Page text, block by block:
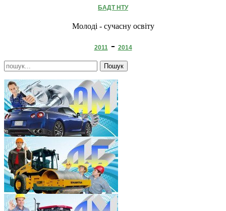
БАДТ НТУ
Молоді - сучасну освіту
2011- 2014